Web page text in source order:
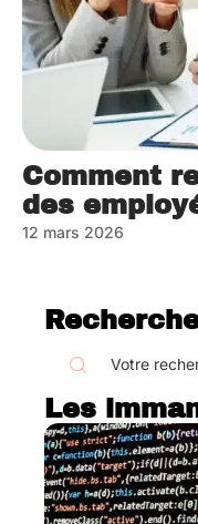
Comment
des
12 mars 2026
Les